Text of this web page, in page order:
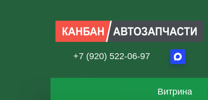
+7 (920) 522-06-97
Витрина